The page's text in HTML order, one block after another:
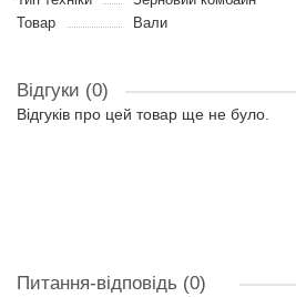
Товар
Вали
Відгуки (0)
Відгуків про цей товар ще не було.
Питання-відповідь (0)